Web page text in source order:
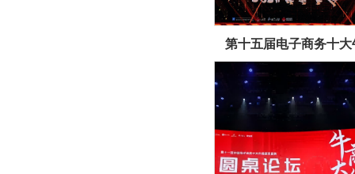
第十五届电子商务十